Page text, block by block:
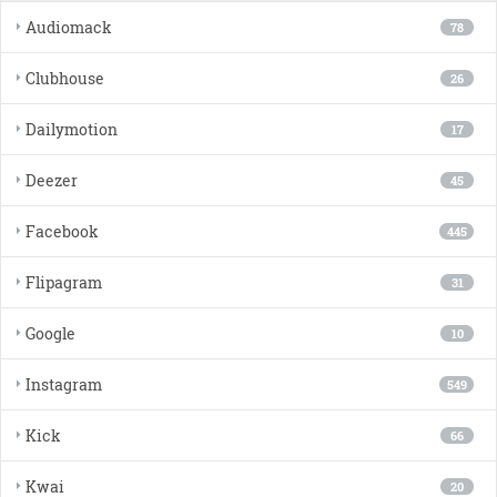
78
Audiomack
26
Clubhouse
17
Dailymotion
45
Deezer
445
Facebook
31
Flipagram
10
Google
549
Instagram
66
Kick
20
Kwai